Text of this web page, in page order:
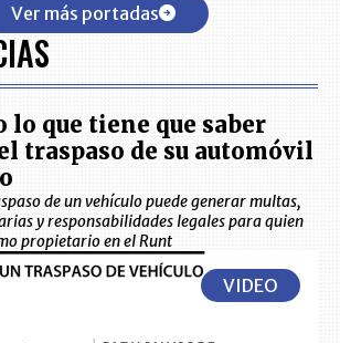
Ver más portadas
lo que tiene que saber
traspaso de su automóvil
de un vehículo puede generar multas,
y responsabilidades legales para quien
propietario en el Runt
VIDEO